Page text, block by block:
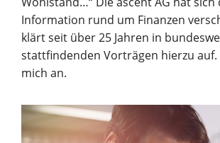
Information rund um Finanzen
klärt seit über 25 Jahren in
stattfindenden Vorträgen hierzu auf.
mich an.